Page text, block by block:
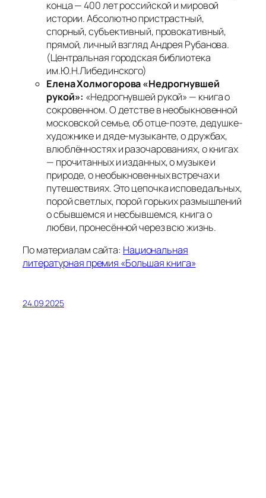
конца — 400 лет российской и мировой
истории. Абсолютно пристрастный,
спорный, субъективный, провокативный,
прямой, личный взгляд Андрея Рубанова.
(Центральная городская библиотека
им.Ю.Н.Либединского)
Елена Холмогорова «Недрогнувшей
рукой»: «Недрогнувшей рукой» — книга о
сокровенном. О детстве в необыкновенной
московской семье, об отце-поэте, дедушке-
художнике и дяде-музыканте, о дружбах,
влюблённостях и разочарованиях, о книгах
— прочитанных и изданных, о музыке и
природе, о необыкновенных встречах и
путешествиях. Это цепочка исповедальных,
порой светлых, порой горьких размышлений
о сбывшемся и несбывшемся, книга о
любви, пронесённой через всю жизнь.
По материалам сайта: Национальная
литературная премия «Большая книга»
24.09.2025